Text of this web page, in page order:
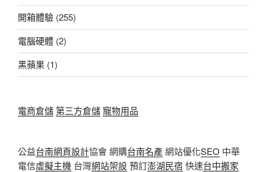
開箱體驗 (255)
電腦硬體 (2)
黑蘋果 (1)
電商倉儲第三方倉儲寵物用品
公益台南網頁設計協會 網購台南名產網站優化SEO 中華
電信虛擬主機 台灣網站架設預訂澎湖民宿 快速台中搬家